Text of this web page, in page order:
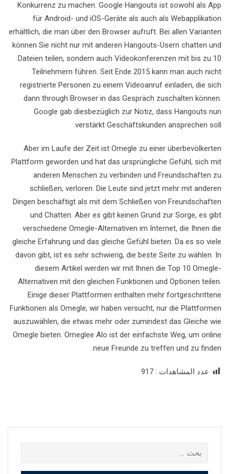
Konkurrenz zu machen. Google Hangouts ist sowohl als App
für Android- und iOS-Geräte als auch als Webapplikation
erhältlich, die man über den Browser aufruft. Bei allen Varianten
können Sie nicht nur mit anderen Hangouts-Usern chatten und
Dateien teilen, sondern auch Videokonferenzen mit bis zu 10
Teilnehmern führen. Seit Ende 2015 kann man auch nicht
registrierte Personen zu einem Videoanruf einladen, die sich
dann through Browser in das Gespräch zuschalten können.
Google gab diesbezüglich zur Notiz, dass Hangouts nun
verstärkt Geschäftskunden ansprechen soll.
Aber im Laufe der Zeit ist Omegle zu einer überbevölkerten
Plattform geworden und hat das ursprüngliche Gefühl, sich mit
anderen Menschen zu verbinden und Freundschaften zu
schließen, verloren. Die Leute sind jetzt mehr mit anderen
Dingen beschäftigt als mit dem Schließen von Freundschaften
und Chatten. Aber es gibt keinen Grund zur Sorge, es gibt
verschiedene Omegle-Alternativen im Internet, die Ihnen die
gleiche Erfahrung und das gleiche Gefühl bieten. Da es so viele
davon gibt, ist es sehr schwierig, die beste Seite zu wählen. In
diesem Artikel werden wir mit Ihnen die Top 10 Omegle-
Alternativen mit den gleichen Funktionen und Optionen teilen.
Einige dieser Plattformen enthalten mehr fortgeschrittene
Funktionen als Omegle, wir haben versucht, nur die Plattformen
auszuwählen, die etwas mehr oder zumindest das Gleiche wie
Omegle bieten. Omeglee Alo ist der einfachste Weg, um online
neue Freunde zu treffen und zu finden.
عدد المشاهدات : 917
عن: